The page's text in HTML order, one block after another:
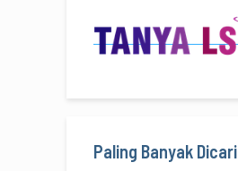
Paling Banyak Dicari